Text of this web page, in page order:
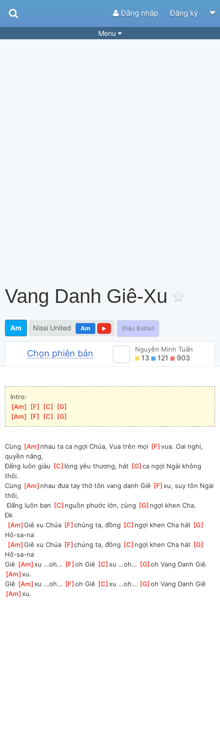
Đăng nhập Đăng ký
Menu
Vang Danh Giê-Xu
Am Nissi United Am Điệu Ballad
Chọn phiên bản Nguyễn Minh Tuấn
13 121 903
Intro:
[Am [F [C [G
[Am [F [C [G
Cùng [Am ]nhau ta ca ngợi Chúa, Vua trên mọi [F ]
vua. Oai nghi,
quyền năng,
Đấng luôn giàu [C ]lòng yêu thương, hát [G ]
ca ngợi Ngài không
thôi.
Cùng [Am ]nhau đưa tay thờ tôn vang danh Giê [F ]
xu, suy tôn Ngài
thôi,
Đấng luôn ban [C ]nguồn phước lớn, cùng [G ]ngợi khen Cha.
Đk
[Am ]
Giê xu Chúa [F ]
chúng ta, đồng [C ]ngợi khen Cha hát [G
Hô-sa-na
[Am ]
Giê xu Chúa [F ]
chúng ta, đồng [C ]ngợi khen Cha hát [G
Hô-sa-na
Giê [Am ]
xu …oh… [F ]
oh Giê [C ]
xu …oh… [G ]
oh Vang Danh Giê
Am ]
xu.
Giê [Am ]
xu …oh… [F ]
oh Giê [C ]
xu …oh… [G ]
oh Vang Danh Giê
Am ]
xu.